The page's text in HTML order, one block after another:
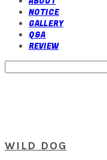
NOTICE
GALLERY
Q&A
REVIEW
WILD DOG